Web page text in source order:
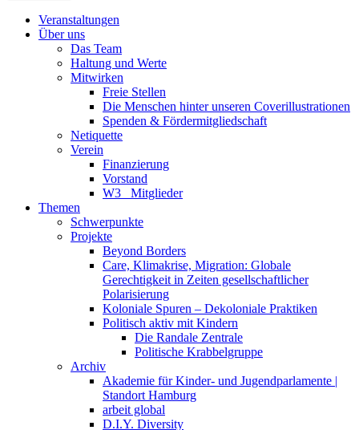
Veranstaltungen
Über uns
Das Team
Haltung und Werte
Mitwirken
Freie Stellen
Die Menschen hinter unseren Coverillustrationen
Spenden & Fördermitgliedschaft
Netiquette
Verein
Finanzierung
Vorstand
W3_ Mitglieder
Themen
Schwerpunkte
Projekte
Beyond Borders
Care, Klimakrise, Migration: Globale
Gerechtigkeit in Zeiten gesellschaftlicher
Polarisierung
Koloniale Spuren – Dekoloniale Praktiken
Politisch aktiv mit Kindern
Die Randale Zentrale
Politische Krabbelgruppe
Archiv
Akademie für Kinder- und Jugendparlamente |
Standort Hamburg
arbeit global
D.I.Y. Diversity